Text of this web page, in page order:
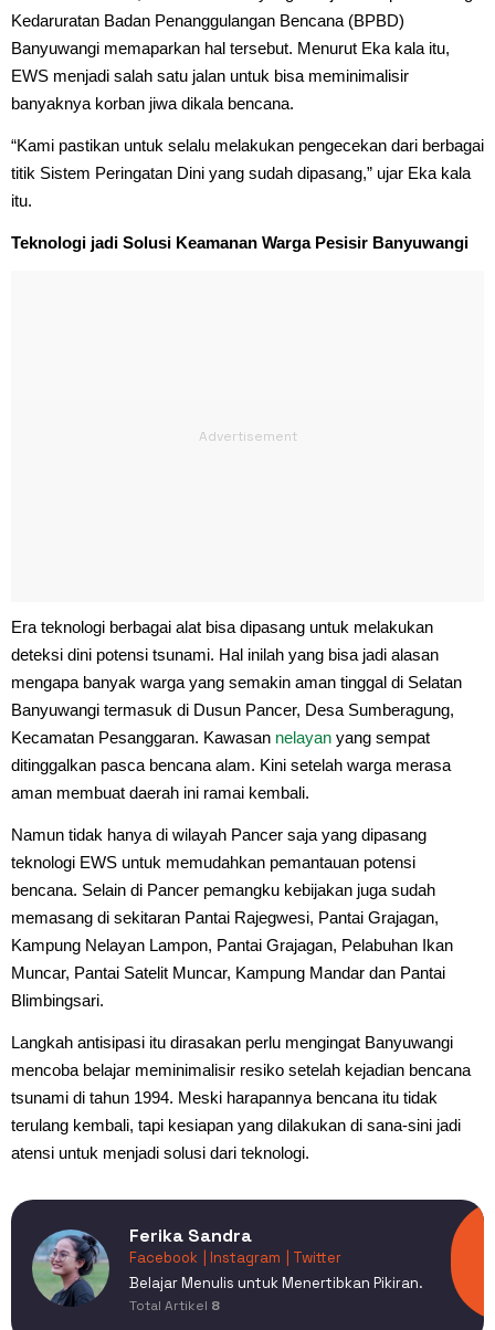
Kedaruratan Badan Penanggulangan Bencana (BPBD)
Banyuwangi memaparkan hal tersebut. Menurut Eka kala itu,
EWS menjadi salah satu jalan untuk bisa meminimalisir
banyaknya korban jiwa dikala bencana.
“Kami pastikan untuk selalu melakukan pengecekan dari berbagai
titik Sistem Peringatan Dini yang sudah dipasang,” ujar Eka kala
itu.
Teknologi jadi Solusi Keamanan Warga Pesisir Banyuwangi
Era teknologi berbagai alat bisa dipasang untuk melakukan
deteksi dini potensi tsunami. Hal inilah yang bisa jadi alasan
mengapa banyak warga yang semakin aman tinggal di Selatan
Banyuwangi termasuk di Dusun Pancer, Desa Sumberagung,
Kecamatan Pesanggaran. Kawasan nelayan yang sempat
ditinggalkan pasca bencana alam. Kini setelah warga merasa
aman membuat daerah ini ramai kembali.
Namun tidak hanya di wilayah Pancer saja yang dipasang
teknologi EWS untuk memudahkan pemantauan potensi
bencana. Selain di Pancer pemangku kebijakan juga sudah
memasang di sekitaran Pantai Rajegwesi, Pantai Grajagan,
Kampung Nelayan Lampon, Pantai Grajagan, Pelabuhan Ikan
Muncar, Pantai Satelit Muncar, Kampung Mandar dan Pantai
Blimbingsari.
Langkah antisipasi itu dirasakan perlu mengingat Banyuwangi
mencoba belajar meminimalisir resiko setelah kejadian bencana
tsunami di tahun 1994. Meski harapannya bencana itu tidak
terulang kembali, tapi kesiapan yang dilakukan di sana-sini jadi
atensi untuk menjadi solusi dari teknologi.
Ferika Sandra
Facebook | Instagram
| Twitter
Belajar Menulis untuk Menertibkan Pikiran.
Total Artikel 8